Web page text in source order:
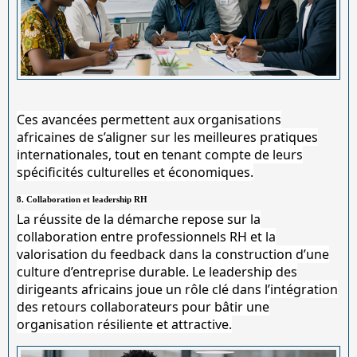
Ces avancées permettent aux organisations
africaines de s’aligner sur les meilleures pratiques
internationales, tout en tenant compte de leurs
spécificités culturelles et économiques.
8. Collaboration et leadership RH
La réussite de la démarche repose sur la
collaboration entre professionnels RH et la
valorisation du feedback dans la construction d’une
culture d’entreprise durable. Le leadership des
dirigeants africains joue un rôle clé dans l’intégration
des retours collaborateurs pour bâtir une
organisation résiliente et attractive.